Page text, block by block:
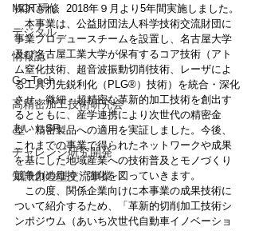
MOT研修
デジタル
情報誌
Go-Tech
高精密加工技術研究会
あいちSR
チャレンジ研究開発
知識創造型交流事業
採択され、2018年９月より5年間実施しました。
本事業は、公益財団法人科学技術交流財団に
事業プロデュースチームを設置し、名古屋大学
及び名古屋工業大学が保有するコア技術（アト
ム窒化技術、超音波振動切削技術、レーザによ
る工具刃先鋭利化（PLG®）技術）を統合・深化
させ、微細・超精密な革新的加工技術を創出す
るとともに、産学連携により次世代の精密金
型・精密製品への適用を実証しました。 今後、
これまでの事業で得られたネットワークや成果
を基にした地域産業への技術普及とモノづくり
競争力の維持・強化を図っていきます。
この度、関係企業向けに本事業の成果技術に
ついて紹介するため、「革新的切削加工技術シ
ンポジウム（あいち次世代自動車イノベーショ